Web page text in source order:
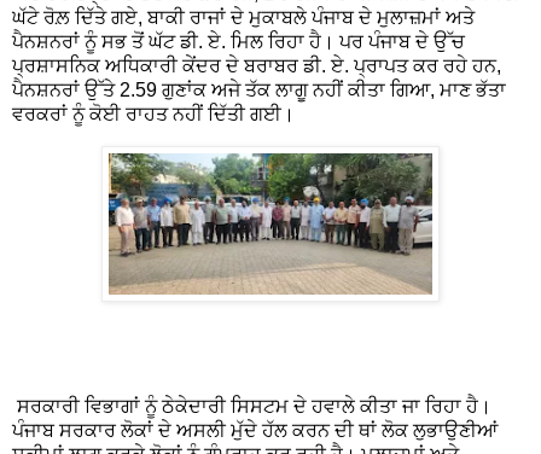
ਘੱਟੇ ਰੋਲ਼ ਦਿੱਤੇ ਗਏ, ਬਾਕੀ ਰਾਜਾਂ ਦੇ ਮੁਕਾਬਲੇ ਪੰਜਾਬ ਦੇ ਮੁਲਾਜ਼ਮਾਂ ਅਤੇ
ਪੈਨਸ਼ਨਰਾਂ ਨੂੰ ਸਭ ਤੋਂ ਘੱਟ ਡੀ. ਏ. ਮਿਲ ਰਿਹਾ ਹੈ। ਪਰ ਪੰਜਾਬ ਦੇ ਉੱਚ
ਪ੍ਰਸ਼ਾਸਨਿਕ ਅਧਿਕਾਰੀ ਕੇਂਦਰ ਦੇ ਬਰਾਬਰ ਡੀ. ਏ. ਪ੍ਰਾਪਤ ਕਰ ਰਹੇ ਹਨ,
ਪੈਨਸ਼ਨਰਾਂ ਉੱਤੇ 2.59 ਗੁਣਾਂਕ ਅਜੇ ਤੱਕ ਲਾਗੂ ਨਹੀਂ ਕੀਤਾ ਗਿਆ, ਮਾਣ ਭੱਤਾ
ਵਰਕਰਾਂ ਨੂੰ ਕੋਈ ਰਾਹਤ ਨਹੀਂ ਦਿੱਤੀ ਗਈ।
ਸਰਕਾਰੀ ਵਿਭਾਗਾਂ ਨੂੰ ਠੇਕੇਦਾਰੀ ਸਿਸਟਮ ਦੇ ਹਵਾਲੇ ਕੀਤਾ ਜਾ ਰਿਹਾ ਹੈ।
ਪੰਜਾਬ ਸਰਕਾਰ ਲੋਕਾਂ ਦੇ ਅਸਲੀ ਮੁੱਦੇ ਹੱਲ ਕਰਨ ਦੀ ਥਾਂ ਲੋਕ ਲੁਭਾਉਣੀਆਂ